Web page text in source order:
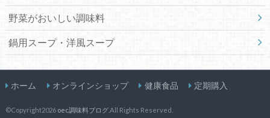
野菜がおいしい調味料
鍋用スープ・洋風スープ
ホーム オンラインショップ 健康食品 定期購入
©Copyright2026 oec調味料ブログ.All Rights Reserved.